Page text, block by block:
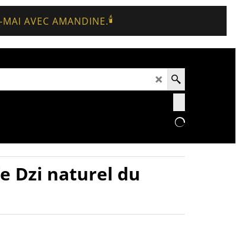
AVEC AMANDINE.🕯️
Dzi naturel du